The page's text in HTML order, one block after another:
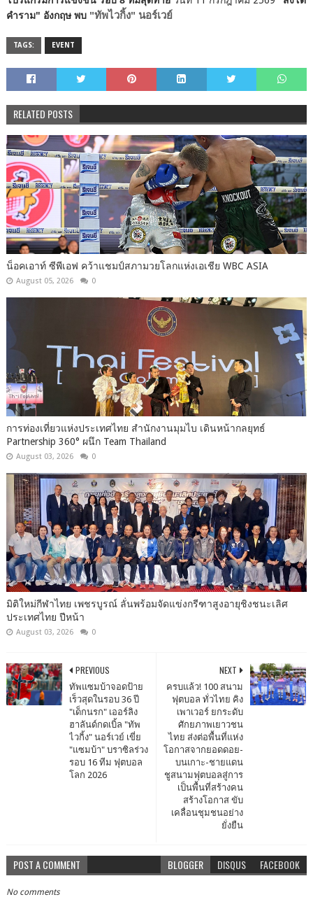
คำราม" อังกฤษ พบ "ทัพไวกิ้ง" นอร์เวย์
TAGS: EVENT
RELATED POSTS
น็อคเอาท์ ซีพีเอฟ คว้าแชมป์สภามวยโลกแห่งเอเชีย WBC ASIA
August 05, 2026 0
การท่องเที่ยวแห่งประเทศไทย สำนักงานมุมไบ เดินหน้ากลยุทธ์
Partnership 360° ผนึก Team Thailand
August 03, 2026 0
มิติใหม่กีฬาไทย เพชรบูรณ์ ลั่นพร้อมจัดแข่งกรีฑาสูงอายุชิงชนะเลิศ
ประเทศไทย ปีหน้า
August 03, 2026 0
NEXT
ครบแล้ว! 100 สนาม
ฟุตบอล ทั่วไทย คิง
เพาเวอร์ ยกระดับ
ศักยภาพเยาวชน
ไทย ส่งต่อพื้นที่แห่ง
โอกาสจากยอดดอย-
บนเกาะ-ชายแดน
ชูสนามฟุตบอลสู่การ
เป็นพื้นที่สร้างคน
สร้างโอกาส ขับ
เคลื่อนชุมชนอย่าง
ยั่งยืน
PREVIOUS
ทัพแซมบ้าจอดป้าย
เร็วสุดในรอบ 36 ปี
"เด็กนรก" เออร์ลิง​
ฮาลันด์กดเบิ้ล "ทัพ
ไวกิ้ง" นอร์เวย์ เขี่ย
"แซมบ้า" บราซิลร่วง
รอบ 16 ทีม ฟุตบอล
โลก 2026
POST A COMMENT BLOGGER DISQUS FACEBOOK
No comments